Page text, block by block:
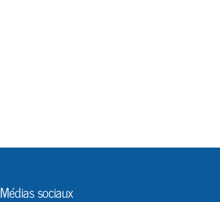
Médias sociaux